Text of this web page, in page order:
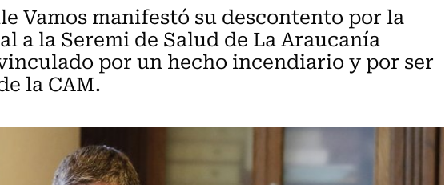
Vamos manifestó su descontento por la
a la Seremi de Salud de La Araucanía
por un hecho incendiario y por ser
la CAM.